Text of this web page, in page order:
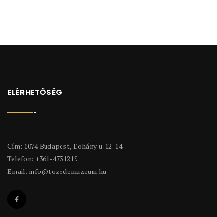
ELÉRHETŐSÉG
Cím: 1074 Budapest, Dohány u. 12-14.
Telefon: +361-4731219
Email: info@tozsdemuzeum.hu